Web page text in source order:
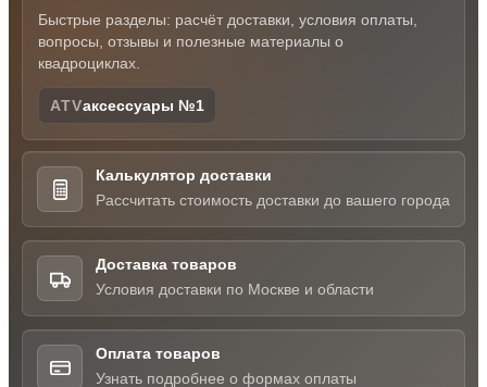
Быстрые разделы: расчёт доставки, условия оплаты,
вопросы, отзывы и полезные материалы о
квадроциклах.
ATVаксессуары №1
Калькулятор доставки
Рассчитать стоимость доставки до вашего города
Доставка товаров
Условия доставки по Москве и области
Оплата товаров
Узнать подробнее о формах оплаты